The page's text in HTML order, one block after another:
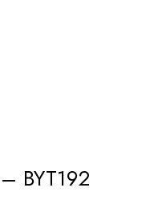
BYT192